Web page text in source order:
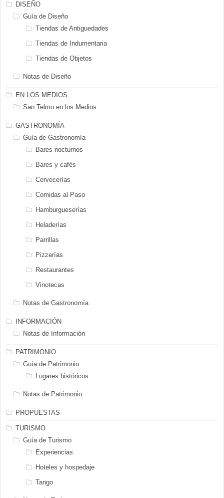
DISEÑO
Guía de Diseño
Tiendas de Antiguedades
Tiendas de Indumentaria
Tiendas de Objetos
Notas de Diseño
EN LOS MEDIOS
San Telmo en los Medios
GASTRONOMÍA
Guía de Gastronomía
Bares nocturnos
Bares y cafés
Cervecerías
Comidas al Paso
Hamburgueserías
Heladerías
Parrillas
Pizzerías
Restaurantes
Vinotecas
Notas de Gastronomía
INFORMACIÓN
Notas de Información
PATRIMONIO
Guía de Patrimonio
Lugares históricos
Notas de Patrimonio
PROPUESTAS
TURISMO
Guía de Turismo
Experiencias
Hoteles y hospedaje
Tango